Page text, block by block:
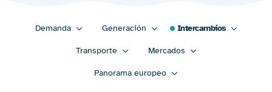
Main navigation 2023
Demanda Generación Intercambios
Transporte Mercados
Panorama europeo